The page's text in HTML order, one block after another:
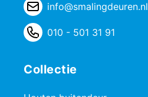
info@smalingdeuren.nl
010 - 501 31 91
Collectie